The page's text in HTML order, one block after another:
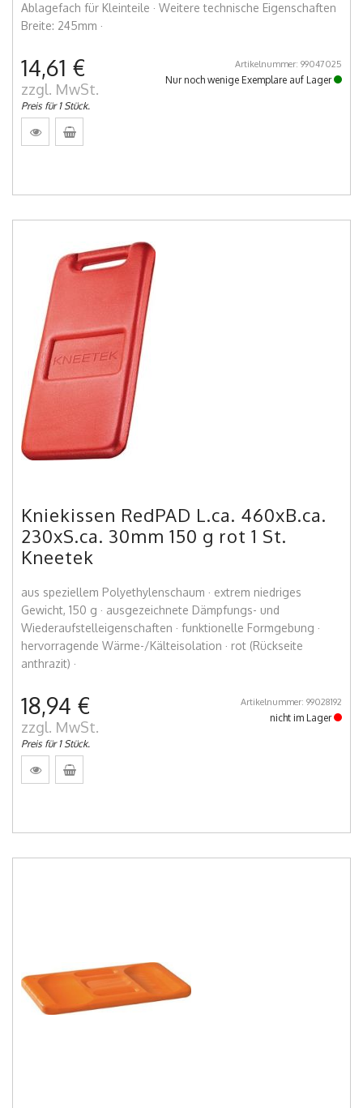
Ablagefach für Kleinteile · Weitere technische Eigenschaften
Breite: 245mm ·
14,61 €
zzgl. MwSt.
Preis für 1 Stück.
Artikelnummer: 99047025
Nur noch wenige Exemplare auf Lager
Kniekissen RedPAD L.ca. 460xB.ca.
230xS.ca. 30mm 150 g rot 1 St.
Kneetek
aus speziellem Polyethylenschaum · extrem niedriges
Gewicht, 150 g · ausgezeichnete Dämpfungs- und
Wiederaufstelleigenschaften · funktionelle Formgebung ·
hervorragende Wärme-/Kälteisolation · rot (Rückseite
anthrazit) ·
18,94 €
zzgl. MwSt.
Preis für 1 Stück.
Artikelnummer: 99028192
nicht im Lager